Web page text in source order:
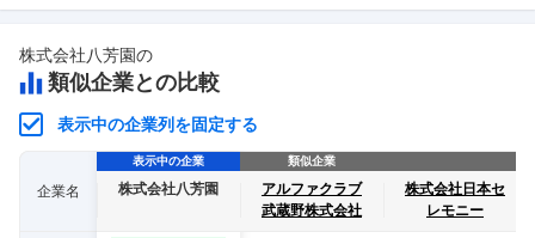
株式会社八芳園の
類似企業との比較
表示中の企業列を固定する
企業名
表示中の企業
株式会社八芳園
類似企業
アルファクラブ
武蔵野株式会社
株式会社日本セ
レモニー